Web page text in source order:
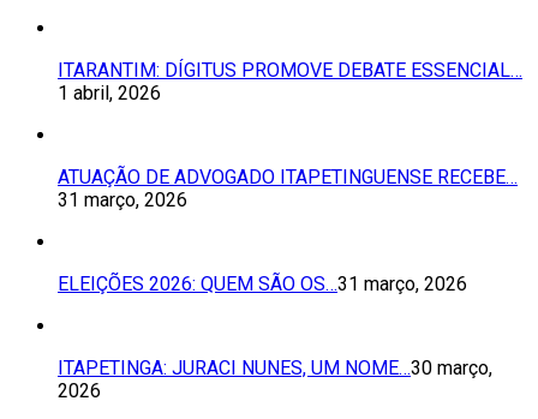
ITARANTIM: DÍGITUS PROMOVE DEBATE ESSENCIAL…
1 abril, 2026
ATUAÇÃO DE ADVOGADO ITAPETINGUENSE RECEBE…
31 março, 2026
ELEIÇÕES 2026: QUEM SÃO OS…31 março, 2026
ITAPETINGA: JURACI NUNES, UM NOME…30 março,
2026